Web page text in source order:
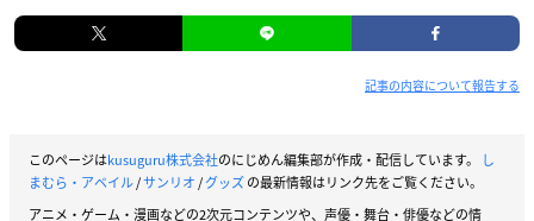
記事の内容について報告する
このページはkusuguru株式会社のにじめん編集部が作成・配信しています。
し
まむら・アベイル/サンリオ/グッズの最新情報はリンク先をご覧ください。
アニメ・ゲーム・漫画などの2次元コンテンツや、声優・舞台・俳優などの情